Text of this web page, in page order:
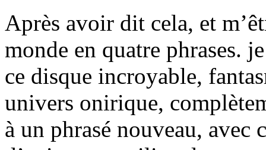
Après avoir dit cela, et
monde en quatre phrases.
ce disque incroyable,
univers onirique,
à un phrasé nouveau,